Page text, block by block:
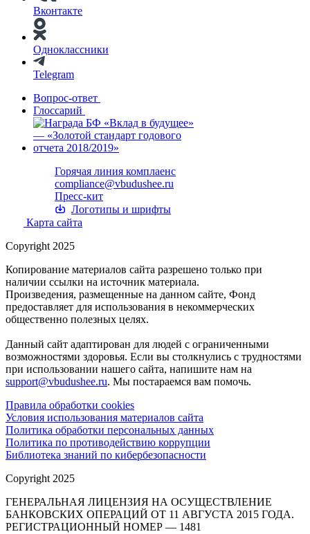
Вконтакте
Одноклассники
Telegram
Вопрос-ответ
Глоссарий
Горячая линия комплаенс
compliance@vbudushee.ru
Пресс-кит
Логотипы и шрифты
Карта сайта
Copyright 2025
Копирование материалов сайта разрешено только при
наличии ссылки на источник материала.
Произведения, размещенные на данном сайте, Фонд
предоставляет для использования в некоммерческих
общественно полезных целях.
Данный сайт адаптирован для людей с ограниченными
возможностями здоровья. Если вы столкнулись с трудностями
при использовании нашего сайта, напишите нам на
support@vbudushee.ru. Мы постараемся вам помочь.
Правила обработки cookies
Условия использования материалов сайта
Политика обработки персональных данных
Политика по противодействию коррупции
Библиотека знаний по кибербезопасности
Copyright 2025
ГЕНЕРАЛЬНАЯ ЛИЦЕНЗИЯ НА ОСУЩЕСТВЛЕНИЕ
БАНКОВСКИХ ОПЕРАЦИЙ ОТ 11 АВГУСТА 2015 ГОДА.
РЕГИСТРАЦИОННЫЙ НОМЕР — 1481